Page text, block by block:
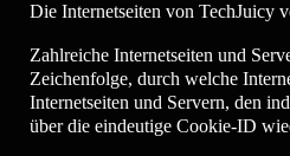
Die Internetseiten von TechJuicy
Zahlreiche Internetseiten und
Zeichenfolge, durch welche
Internetseiten und Servern, den
über die eindeutige Cookie-ID